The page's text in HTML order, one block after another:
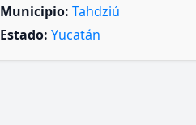
Municipio: Tahdziú
Estado: Yucatán